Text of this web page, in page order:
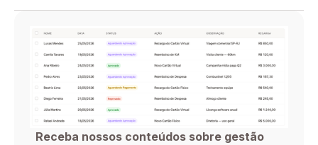
Receba nossos conteúdos sobre gestão